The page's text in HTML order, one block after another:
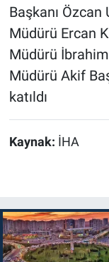
Başkanı
Müdürü Ercan
Müdürü
Müdürü Akif
katıldı
Kaynak: İHA